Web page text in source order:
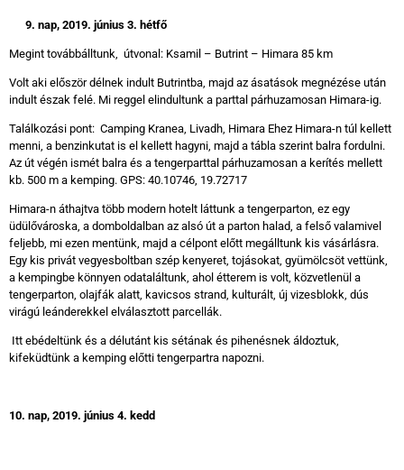
9. nap, 2019. június 3. hétfő
Megint továbbálltunk, útvonal: Ksamil – Butrint – Himara 85 km
Volt aki először délnek indult Butrintba, majd az ásatások megnézése után
indult észak felé. Mi reggel elindultunk a parttal párhuzamosan Himara-ig.
Találkozási pont: Camping Kranea, Livadh, Himara Ehez Himara-n túl kellett
menni, a benzinkutat is el kellett hagyni, majd a tábla szerint balra fordulni.
Az út végén ismét balra és a tengerparttal párhuzamosan a kerítés mellett
kb. 500 m a kemping. GPS: 40.10746, 19.72717
Himara-n áthajtva több modern hotelt láttunk a tengerparton, ez egy
üdülővároska, a domboldalban az alsó út a parton halad, a felső valamivel
feljebb, mi ezen mentünk, majd a célpont előtt megálltunk kis vásárlásra.
Egy kis privát vegyesboltban szép kenyeret, tojásokat, gyümölcsöt vettünk,
a kempingbe könnyen odataláltunk, ahol étterem is volt, közvetlenül a
tengerparton, olajfák alatt, kavicsos strand, kulturált, új vizesblokk, dús
virágú leánderekkel elválasztott parcellák.
Itt ebédeltünk és a délutánt kis sétának és pihenésnek áldoztuk,
kifeküdtünk a kemping előtti tengerpartra napozni.
10. nap, 2019. június 4. kedd